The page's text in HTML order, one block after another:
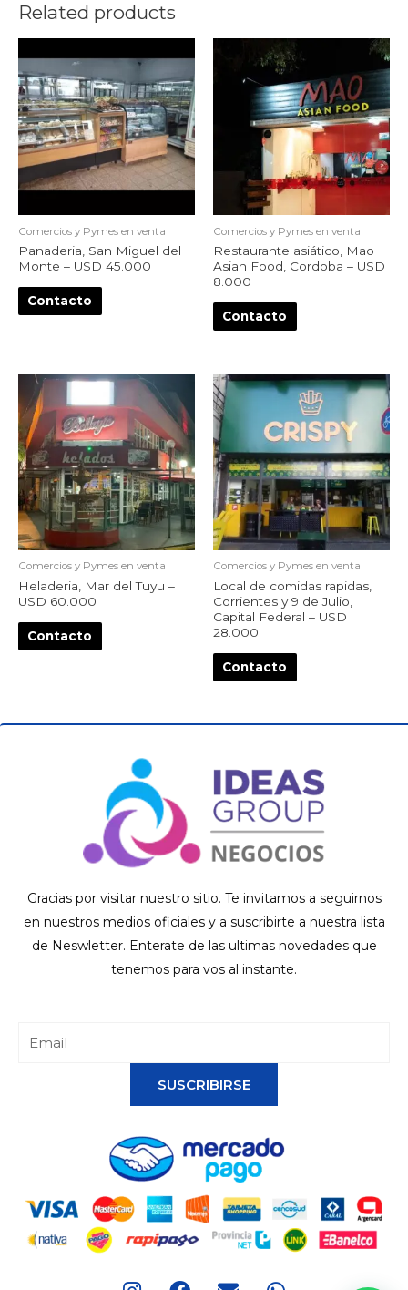
Related products
Comercios y Pymes en venta
Panaderia, San Miguel del
Monte – USD 45.000
Contacto
Comercios y Pymes en venta
Restaurante asiático, Mao
Asian Food, Cordoba – USD
8.000
Contacto
Comercios y Pymes en venta
Heladeria, Mar del Tuyu –
USD 60.000
Contacto
Comercios y Pymes en venta
Local de comidas rapidas,
Corrientes y 9 de Julio,
Capital Federal – USD
28.000
Contacto
Gracias por visitar nuestro sitio. Te invitamos a seguirnos
en nuestros medios oficiales y a suscribirte a nuestra lista
de Neswletter. Enterate de las ultimas novedades que
tenemos para vos al instante.
SUSCRIBIRSE